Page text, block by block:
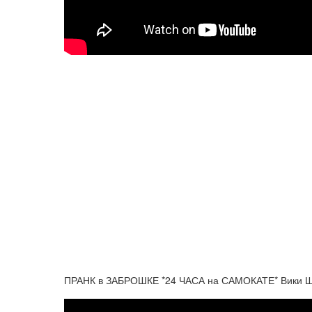
ПРАНК в ЗАБРОШКЕ *24 ЧАСА на САМОКАТЕ* Вики